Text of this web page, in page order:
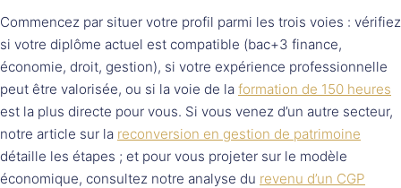
Commencez par situer votre profil parmi les trois voies : vérifiez
si votre diplôme actuel est compatible (bac+3 finance,
économie, droit, gestion), si votre expérience professionnelle
peut être valorisée, ou si la voie de la formation de 150 heures
est la plus directe pour vous. Si vous venez d’un autre secteur,
notre article sur la reconversion en gestion de patrimoine
détaille les étapes ; et pour vous projeter sur le modèle
économique, consultez notre analyse du revenu d’un CGP